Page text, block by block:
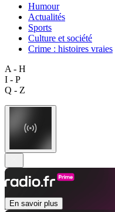
Humour
Actualités
Sports
Culture et société
Crime : histoires vraies
A - H
I - P
Q - Z
En savoir plus